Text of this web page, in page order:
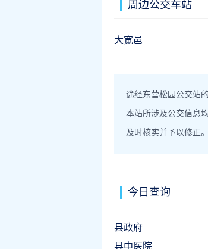
周边公交车站
大宽邑
途经东营松园公交站
本站所涉及公交信息
及时核实并予以修正。
今日查询
县政府
县中医院